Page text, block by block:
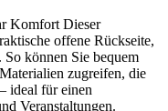
Komfort Dieser
offene Rückseite,
können Sie bequem
zugreifen, die
ideal für einen
Veranstaltungen.